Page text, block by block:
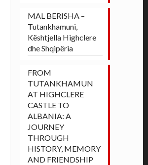
MAL BERISHA –
Tutankhamuni,
Kështjella Highclere
dhe Shqipëria
FROM
TUTANKHAMUN
AT HIGHCLERE
CASTLE TO
ALBANIA: A
JOURNEY
THROUGH
HISTORY, MEMORY
AND FRIENDSHIP